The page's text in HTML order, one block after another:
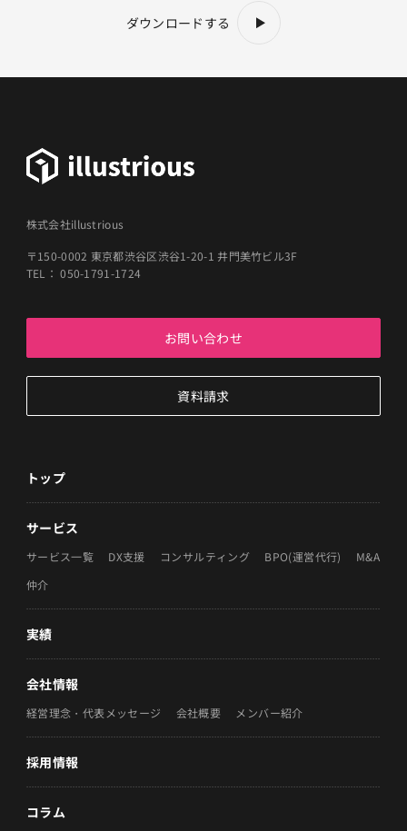
ダウンロードする
株式会社illustrious
〒150-0002 東京都渋谷区渋谷1-20-1 井門美竹ビル3F
TEL： 050-1791-1724
お問い合わせ
資料請求
トップ
サービス
サービス一覧 DX支援 コンサルティング BPO(運営代行)
M&A
仲介
実績
会社情報
経営理念・代表メッセージ 会社概要 メンバー紹介
採用情報
コラム